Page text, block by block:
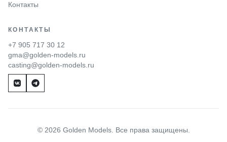
Контакты
КОНТАКТЫ
+7 905 717 30 12
gma@golden-models.ru
casting@golden-models.ru
© 2026 Golden Models. Все права защищены.